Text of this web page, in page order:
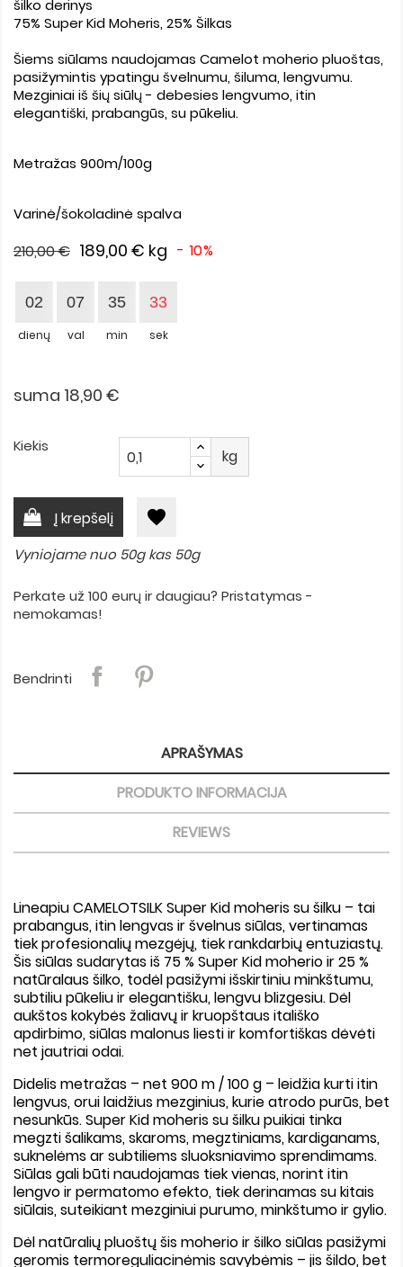
šilko derinys
75% Super Kid Moheris, 25% Šilkas
Šiems siūlams naudojamas Camelot moherio pluoštas,
pasižymintis ypatingu švelnumu, šiluma, lengvumu.
Mezginiai iš šių siūlų - debesies lengvumo, itin
elegantiški, prabangūs, su pūkeliu.
Metražas 900m/100g
Varinė/šokoladinė spalva
189,00 € kg - 10%
210,00 €
02
dienų
07
val
35
min
32
sek
suma 18,90 €
Kiekis
kg
Į krepšelį favorite
Vyniojame nuo 50g kas 50g
Perkate už 100 eurų ir daugiau? Pristatymas -
nemokamas!
Bendrinti
APRAŠYMAS
PRODUKTO INFORMACIJA
REVIEWS
Lineapiu CAMELOTSILK Super Kid moheris su šilku – tai
prabangus, itin lengvas ir švelnus siūlas, vertinamas
tiek profesionalių mezgėjų, tiek rankdarbių entuziastų.
Šis siūlas sudarytas iš 75 % Super Kid moherio ir 25 %
natūralaus šilko, todėl pasižymi išskirtiniu minkštumu,
subtiliu pūkeliu ir elegantišku, lengvu blizgesiu. Dėl
aukštos kokybės žaliavų ir kruopštaus itališko
apdirbimo, siūlas malonus liesti ir komfortiškas dėvėti
net jautriai odai.
Didelismetražas – net 900 m / 100 g – leidžia kurti itin
lengvus, orui laidžius mezginius, kurie atrodo purūs, bet
nesunkūs. Super Kid moheris su šilku puikiai tinka
megzti šalikams, skaroms, megztiniams, kardiganams,
suknelėms ar subtiliems sluoksniavimo sprendimams.
Siūlas gali būti naudojamas tiek vienas, norint itin
lengvo ir permatomo efekto, tiek derinamas su kitais
siūlais, suteikiant mezginiui purumo, minkštumo ir gylio.
Dėl natūralių pluoštų šis moherio ir šilko siūlas pasižymi
geromis termoreguliacinėmis savybėmis – jis šildo, bet